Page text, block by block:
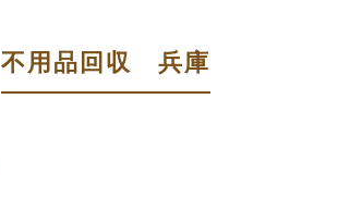
不用品回収 兵庫